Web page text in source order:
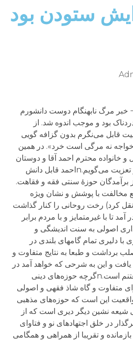
ستودن بود
مرگ نابهنگام دوست دانشورم
بود و موجب اندوه شد. از
قابل می‌نگرم بدون گزافه گویی
نه مرگی است خرد». در همین
و خانواده محترم احمد آقا و دوستان
و همراهان وی تسلیت و تعزیت می‌گویم.nاحمد قابل دانش
برآمدگان حوزۀ سنتی فقه و فقاهت.
مخالفت با پوشش و نشان ویژه
کرد) رخت روحانی را کنار گذاشت
تا با غیرمتمایز و با مردم برابر
اصولی به سنت اندیشگی و
دلیری تمام گامهای بلندی در
برداشت و طبعا به نتایج متفاوت و
و این به شرحی که خواهد آمد در
عسرت زمانه ما بس مغتنم است.nگرچه حوزه‌های دینی
متفاوت و گاه شاذ فقهی و اصولی
واقعیت این است که حوزه‌های مذهبی
شیعه نشین دیگر دیری است که از
در خلق اجتهادهای نو و فتاوای
و تقریبا از همراهی و همگامی